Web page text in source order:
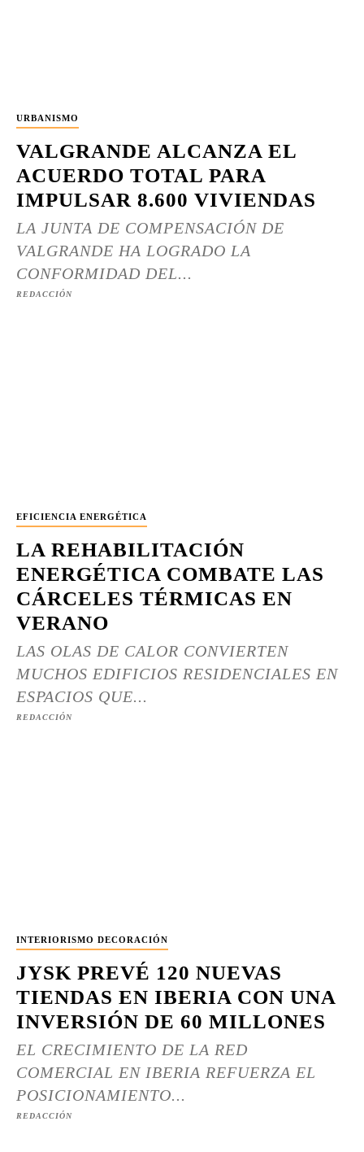
URBANISMO
VALGRANDE ALCANZA EL
ACUERDO TOTAL PARA
IMPULSAR 8.600 VIVIENDAS
LA JUNTA DE COMPENSACIÓN DE
VALGRANDE HA LOGRADO LA
CONFORMIDAD DEL...
REDACCIÓN
EFICIENCIA ENERGÉTICA
LA REHABILITACIÓN
ENERGÉTICA COMBATE LAS
CÁRCELES TÉRMICAS EN
VERANO
LAS OLAS DE CALOR CONVIERTEN
MUCHOS EDIFICIOS RESIDENCIALES EN
ESPACIOS QUE...
REDACCIÓN
INTERIORISMO DECORACIÓN
JYSK PREVÉ 120 NUEVAS
TIENDAS EN IBERIA CON UNA
INVERSIÓN DE 60 MILLONES
EL CRECIMIENTO DE LA RED
COMERCIAL EN IBERIA REFUERZA EL
POSICIONAMIENTO...
REDACCIÓN